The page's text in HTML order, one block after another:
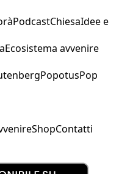
PodcastChiesaIdee e
Ecosistema avvenire
PopotusPop
ShopContatti